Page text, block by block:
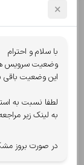
قابل پرداخت:
مبلغ
انتخاب روش
پرداخت از
×
با سلام و احترام
وضعیت سرویس ها
این وضعیت باقی
لطفا نسبت به
به لینک زیر
در صورت بروز